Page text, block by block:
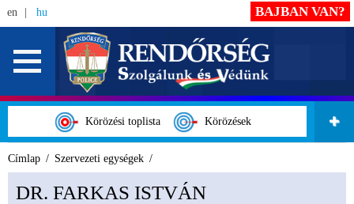
en hu
Körözési toplista Körözések
BAJBAN VAN?
Címlap Szervezeti egységek
DR. FARKAS ISTVÁN